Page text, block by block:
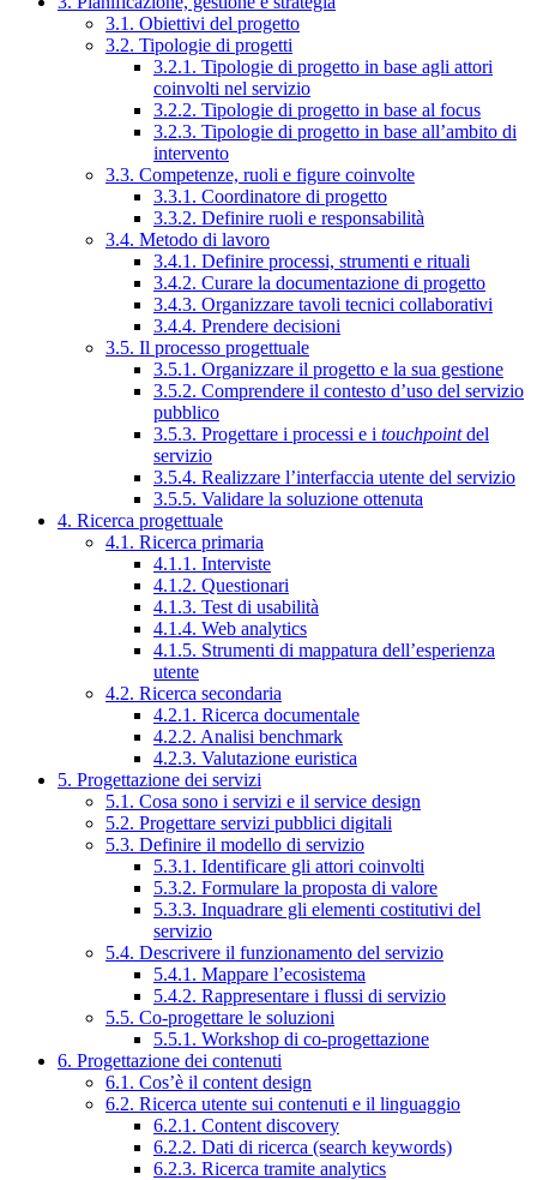
3.1. Obiettivi del progetto
3.2. Tipologie di progetti
3.2.1. Tipologie di progetto in base agli attori
coinvolti nel servizio
3.2.2. Tipologie di progetto in base al focus
3.2.3. Tipologie di progetto in base all’ambito di
intervento
3.3. Competenze, ruoli e figure coinvolte
3.3.1. Coordinatore di progetto
3.3.2. Definire ruoli e responsabilità
3.4. Metodo di lavoro
3.4.1. Definire processi, strumenti e rituali
3.4.2. Curare la documentazione di progetto
3.4.3. Organizzare tavoli tecnici collaborativi
3.4.4. Prendere decisioni
3.5. Il processo progettuale
3.5.1. Organizzare il progetto e la sua gestione
3.5.2. Comprendere il contesto d’uso del servizio
pubblico
3.5.3. Progettare i processi e i touchpointdel
servizio
3.5.4. Realizzare l’interfaccia utente del servizio
3.5.5. Validare la soluzione ottenuta
4. Ricerca progettuale
4.1. Ricerca primaria
4.1.1. Interviste
4.1.2. Questionari
4.1.3. Test di usabilità
4.1.4. Web analytics
4.1.5. Strumenti di mappatura dell’esperienza
utente
4.2. Ricerca secondaria
4.2.1. Ricerca documentale
4.2.2. Analisi benchmark
4.2.3. Valutazione euristica
5. Progettazione dei servizi
5.1. Cosa sono i servizi e il service design
5.2. Progettare servizi pubblici digitali
5.3. Definire il modello di servizio
5.3.1. Identificare gli attori coinvolti
5.3.2. Formulare la proposta di valore
5.3.3. Inquadrare gli elementi costitutivi del
servizio
5.4. Descrivere il funzionamento del servizio
5.4.1. Mappare l’ecosistema
5.4.2. Rappresentare i flussi di servizio
5.5. Co-progettare le soluzioni
5.5.1. Workshop di co-progettazione
6. Progettazione dei contenuti
6.1. Cos’è il content design
6.2. Ricerca utente sui contenuti e il linguaggio
6.2.1. Content discovery
6.2.2. Dati di ricerca (search keywords)
6.2.3. Ricerca tramite analytics